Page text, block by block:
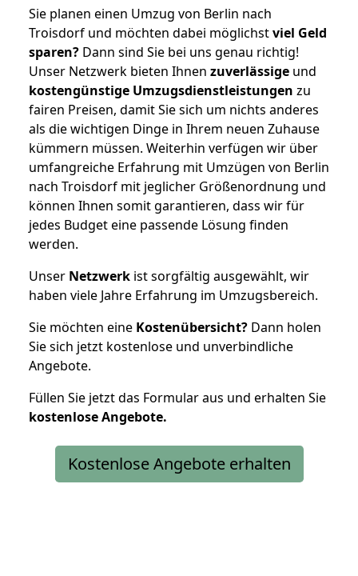
Sie planen einen Umzug von Berlin nach
Troisdorf und möchten dabei möglichstviel Geld
sparen? Dann sind Sie bei uns genau richtig!
Unser Netzwerk bieten Ihnen zuverlässige und
kostengünstige Umzugsdienstleistungen zu
fairen Preisen, damit Sie sich um nichts anderes
als die wichtigen Dinge in Ihrem neuen Zuhause
kümmern müssen. Weiterhin verfügen wir über
umfangreiche Erfahrung mit Umzügen von Berlin
nach Troisdorf mit jeglicher Größenordnung und
können Ihnen somit garantieren, dass wir für
jedes Budget eine passende Lösung finden
werden.
Unser Netzwerk ist sorgfältig ausgewählt, wir
haben viele Jahre Erfahrung im Umzugsbereich.
Sie möchten eine Kostenübersicht? Dann holen
Sie sich jetzt kostenlose und unverbindliche
Angebote.
Füllen Sie jetzt das Formular aus und erhalten Sie
kostenloseAngebote.
Kostenlose Angebote erhalten